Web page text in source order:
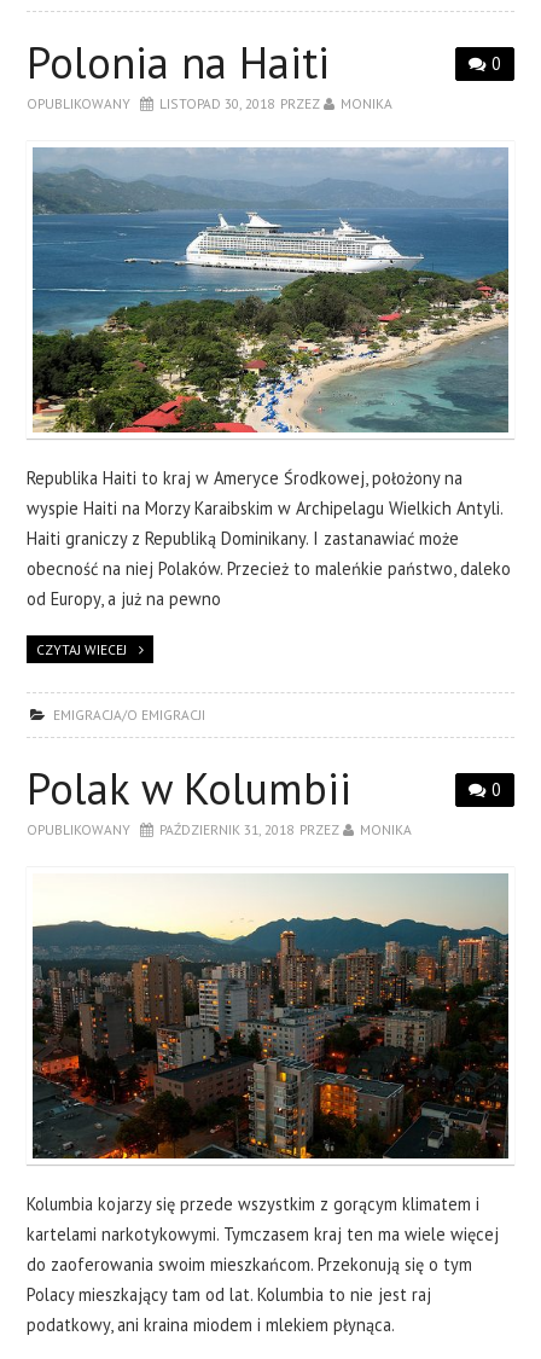
0
Polonia na Haiti
OPUBLIKOWANY LISTOPAD 30, 2018 PRZEZ MONIKA
Republika Haiti to kraj w Ameryce Środkowej, położony na
wyspie Haiti na Morzy Karaibskim w Archipelagu Wielkich Antyli.
Haiti graniczy z Republiką Dominikany. I zastanawiać może
obecność na niej Polaków. Przecież to maleńkie państwo, daleko
od Europy, a już na pewno
CZYTAJ WIECEJ
EMIGRACJA/O EMIGRACJI
0
Polak w Kolumbii
OPUBLIKOWANY PAŹDZIERNIK 31, 2018 PRZEZ MONIKA
Kolumbia kojarzy się przede wszystkim z gorącym klimatem i
kartelami narkotykowymi. Tymczasem kraj ten ma wiele więcej
do zaoferowania swoim mieszkańcom. Przekonują się o tym
Polacy mieszkający tam od lat. Kolumbia to nie jest raj
podatkowy, ani kraina miodem i mlekiem płynąca.